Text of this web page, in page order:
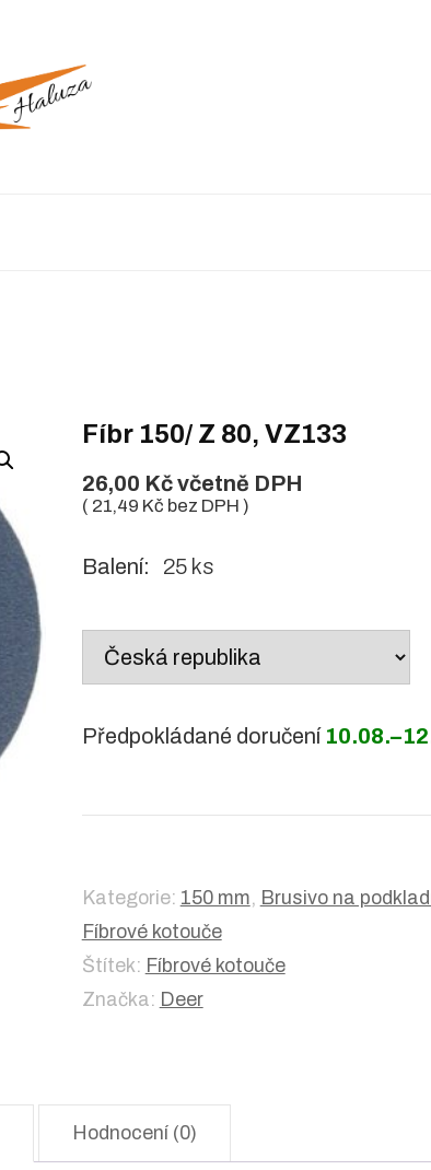
Fíbr 150/ Z 80, VZ133
26,00 Kčvčetně DPH
( 21,49 Kč bez DPH )
Balení: 25 ks
Country
Předpokládané doručení
Kategorie: 150 mm, Brusivo na
Fíbrové kotouče
Štítek: Fíbrové kotouče
Značka: Deer
Hodnocení (0)